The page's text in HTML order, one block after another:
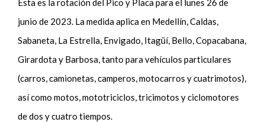
Esta es la rotación del Pico y Placa para el lunes 26 de
junio de 2023. La medida aplica en Medellín, Caldas,
Sabaneta, La Estrella, Envigado, Itagüí, Bello, Copacabana,
Girardota y Barbosa, tanto para vehículos particulares
(carros, camionetas, camperos, motocarros y cuatrimotos),
así como motos, mototriciclos, tricimotos y ciclomotores
de dos y cuatro tiempos.